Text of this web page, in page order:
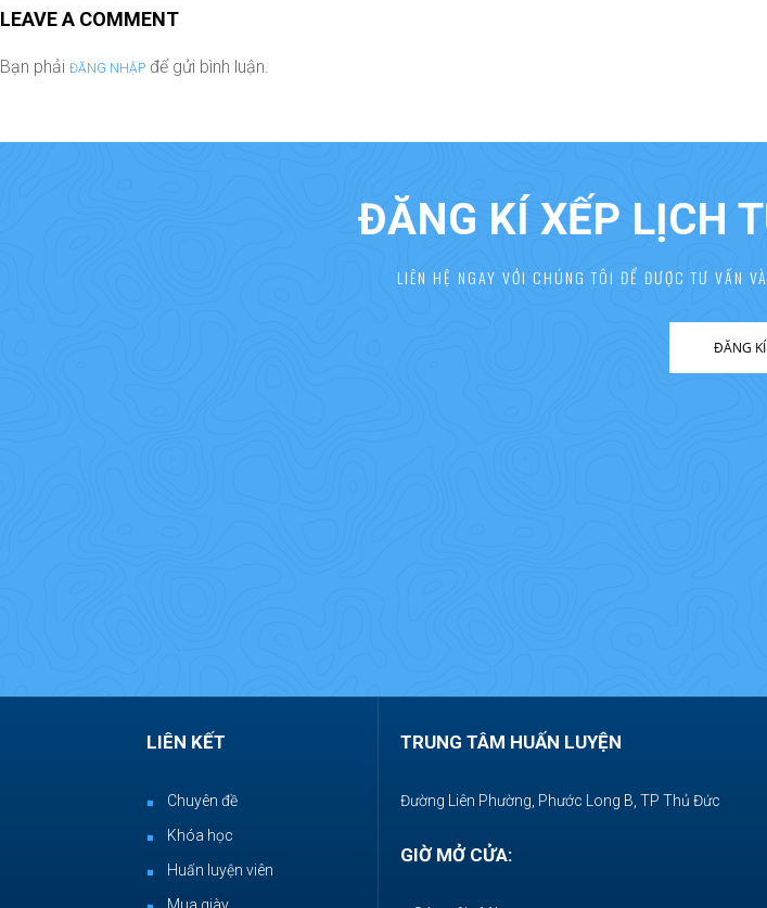
LEAVE A COMMENT
Bạn phải ĐĂNG NHẬP để gửi bình luận.
ĐĂNG KÍ XẾP LỊCH
LIÊN HỆ NGAY VỚI CHÚNG TÔI ĐỂ ĐƯỢC TƯ VẤN
ĐĂNG
LIÊN KẾT
Chuyên đề
Khóa học
Huấn luyện viên
TRUNG TÂM HUẤN LUYỆN
Đường Liên Phường, Phước Long B, TP Thủ Đức
GIỜ MỞ CỬA: